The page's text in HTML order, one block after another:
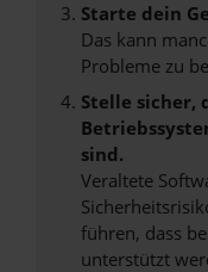
Starte dein
Das kann
Probleme zu
Stelle sicher,
sind.
Veraltete
führen, dass
unterstützt